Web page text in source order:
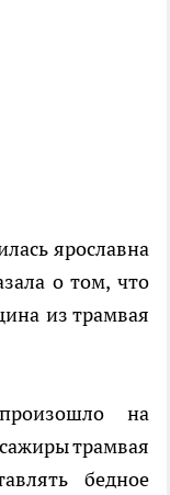
ярославна
о том, что
из трамвая
на
трамвая
бедное